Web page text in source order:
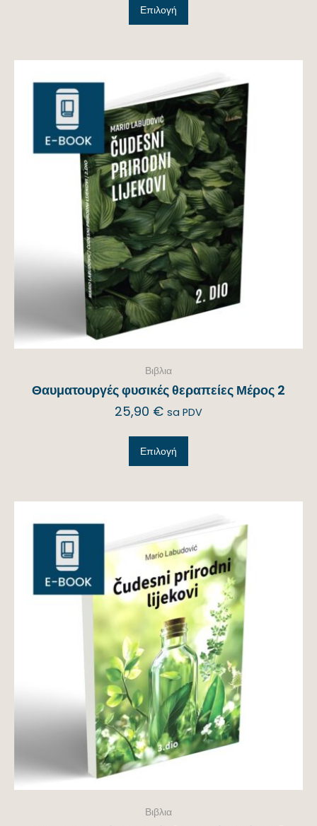
Επιλογή
Βιβλια
Θαυματουργές φυσικές θεραπείες Μέρος 2
25,90 € sa PDV
Επιλογή
Βιβλια